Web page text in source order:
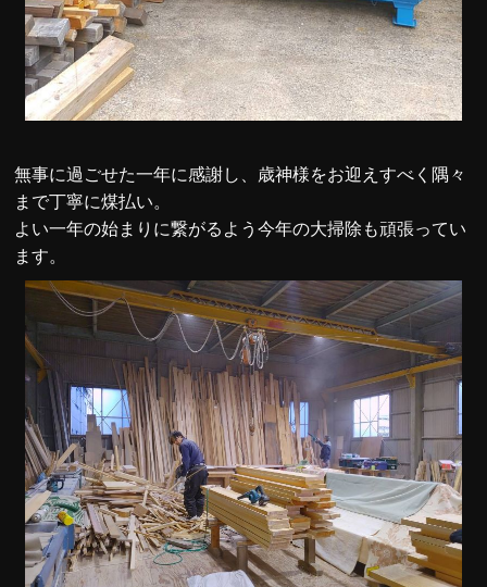
無事に過ごせた一年に感謝し、歳神様をお迎えすべく隅々
まで丁寧に煤払い。
よい一年の始まりに繋がるよう今年の大掃除も頑張ってい
ます。